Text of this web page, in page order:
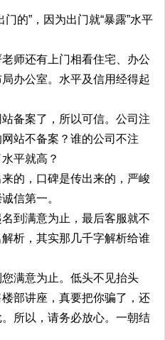
门的”，因为出门就“暴露”水平
师还有上门相看住宅、办公
办公室。水平及信用经得起
备案了，所以可信。公司注
站不备案？谁的公司不注
平就高？
的，口碑是传出来的，严峻
信第一。
到满意为止，最后客服就不
析，其实那几千字解析给谁
满意为止。低头不见抬头
部讲座，真要把你骗了，还
所以，请务必放心。一朝结